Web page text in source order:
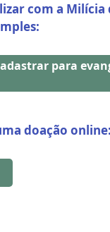
com a Milícia
para
doação online: